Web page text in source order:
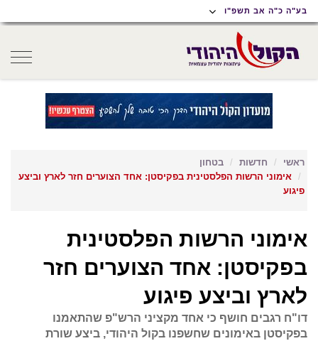
תפריט
נגישות
תפריט
ראשי
תוכן
ראשי
בע"ה כ"ה אב תשפ"ו
ראשי חדשות
בטחון
אימוני הרשות הפלסטינית בפקיסטן: אחד הצוערים חזר לארץ וביצע
פיגוע
אימוני הרשות הפלסטינית
בפקיסטן: אחד הצוערים חזר
לארץ וביצע פיגוע
דו"ח רגבים חושף כי אחד מקציני הרש"פ שהתאמנו
בפקיסטן באימונים שחשפנו בקול היהודי, ביצע שורת